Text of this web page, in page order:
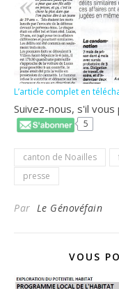
L’article complet en
Suivez-nous, s'il vous
5
canton de Noailles
presse
Par Le Génovéfain
VOUS